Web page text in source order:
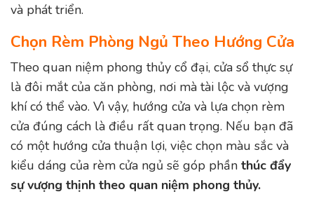
và phát triển.
Chọn Rèm Phòng Ngủ Theo Hướng Cửa
Theo quan niệm phong thủy cổ đại, cửa sổ thực sự
là đôi mắt của căn phòng, nơi mà tài lộc và vượng
khí có thể vào. Vì vậy, hướng cửa và lựa chọn rèm
cửa đúng cách là điều rất quan trọng. Nếu bạn đã
có một hướng cửa thuận lợi, việc chọn màu sắc và
kiểu dáng của rèm cửa ngủ sẽ góp phần thúc đẩy
sự vượng thịnh theo quan niệm phong thủy.